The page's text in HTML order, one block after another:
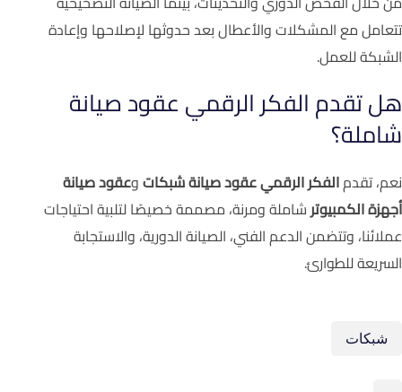
تتعامل مع المشكلات والأعطال بعد حدوثها لإصلاحها وإعادة
الشبكة للعمل.
هل تقدم الفكر الرقمي عقود صيانة
شاملة؟
نعم، تقدمالفكر الرقميعقود صيانة شبكاتوعقود صيانة
أجهزة الكمبيوترشاملة ومرنة، مصممة خصيصًا لتلبية احتياجات
عملائنا، وتتضمن الدعم الفني، الصيانة الدورية، والاستجابة
السريعة للطوارئ.
شبكات